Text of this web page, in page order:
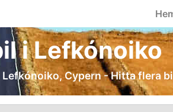
i Lefkónoiko
Cypern - Hitta flera